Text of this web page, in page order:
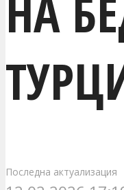
Последна актуализация